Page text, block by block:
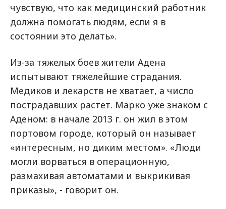
чувствую, что как медицинский работник
должна помогать людям, если я в
состоянии это делать».
Из-за тяжелых боев жители Адена
испытывают тяжелейшие страдания.
Медиков и лекарств не хватает, а число
пострадавших растет. Марко уже знаком с
Аденом: в начале 2013 г. он жил в этом
портовом городе, который он называет
«интересным, но диким местом». «Люди
могли ворваться в операционную,
размахивая автоматами и выкрикивая
приказы», - говорит он.